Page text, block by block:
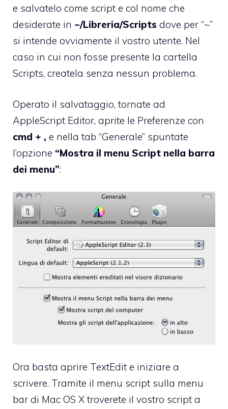
e salvatelo come script e col nome che
desiderate in ~/Libreria/Scripts dove per “~”
si intende ovviamente il vostro utente. Nel
caso in cui non fosse presente la cartella
Scripts, createla senza nessun problema.
Operato il salvataggio, tornate ad
AppleScript Editor, aprite le Preferenze con
cmd + , e nella tab “Generale” spuntate
l’opzione “Mostra il menu Script nella barra
dei menu”:
Ora basta aprire TextEdit e iniziare a
scrivere. Tramite il menu script sulla menu
bar di Mac OS X troverete il vostro script a